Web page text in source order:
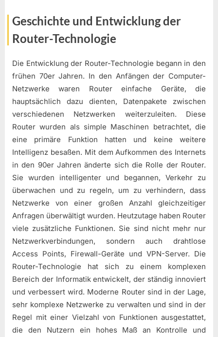
Geschichte und Entwicklung der
Router-Technologie
Die Entwicklung der Router-Technologie begann in den
frühen 70er Jahren. In den Anfängen der Computer-
Netzwerke waren Router einfache Geräte, die
hauptsächlich dazu dienten, Datenpakete zwischen
verschiedenen Netzwerken weiterzuleiten. Diese
Router wurden als simple Maschinen betrachtet, die
eine primäre Funktion hatten und keine weitere
Intelligenz besaßen. Mit dem Aufkommen des Internets
in den 90er Jahren änderte sich die Rolle der Router.
Sie wurden intelligenter und begannen, Verkehr zu
überwachen und zu regeln, um zu verhindern, dass
Netzwerke von einer großen Anzahl gleichzeitiger
Anfragen überwältigt wurden. Heutzutage haben Router
viele zusätzliche Funktionen. Sie sind nicht mehr nur
Netzwerkverbindungen, sondern auch drahtlose
Access Points, Firewall-Geräte und VPN-Server. Die
Router-Technologie hat sich zu einem komplexen
Bereich der Informatik entwickelt, der ständig innoviert
und verbessert wird. Moderne Router sind in der Lage,
sehr komplexe Netzwerke zu verwalten und sind in der
Regel mit einer Vielzahl von Funktionen ausgestattet,
die den Nutzern ein hohes Maß an Kontrolle und